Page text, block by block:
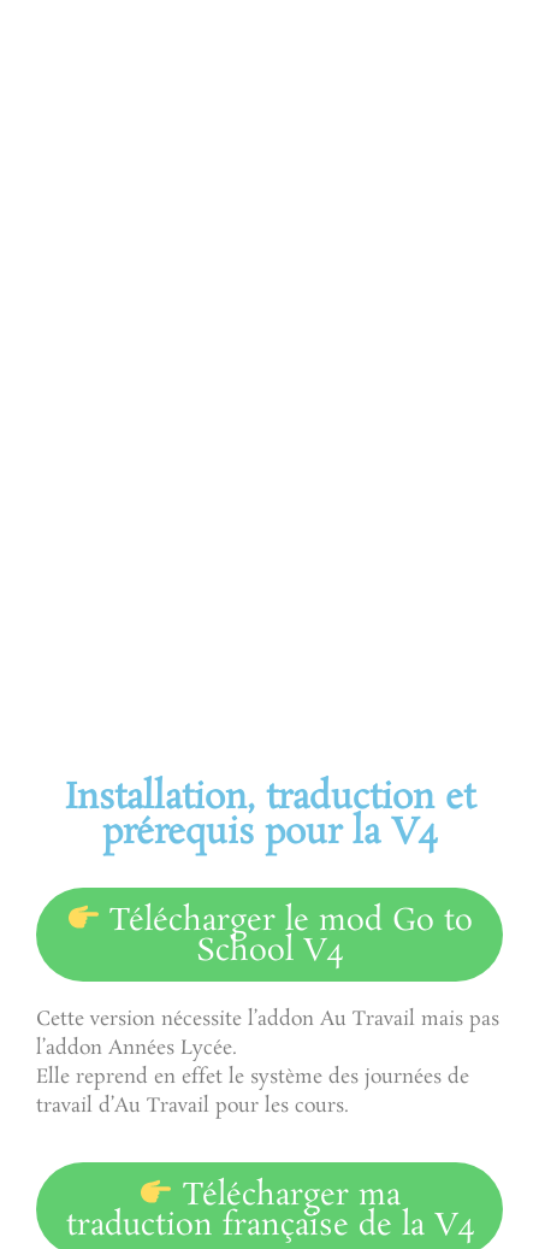
Installation, traduction et
prérequis pour la V4
Télécharger le mod Go to
School V4
Cette version nécessite l’addon Au Travail mais pas
l’addon Années Lycée.
Elle reprend en effet le système des journées de
travail d’Au Travail pour les cours.
Télécharger ma
traduction française de la V4